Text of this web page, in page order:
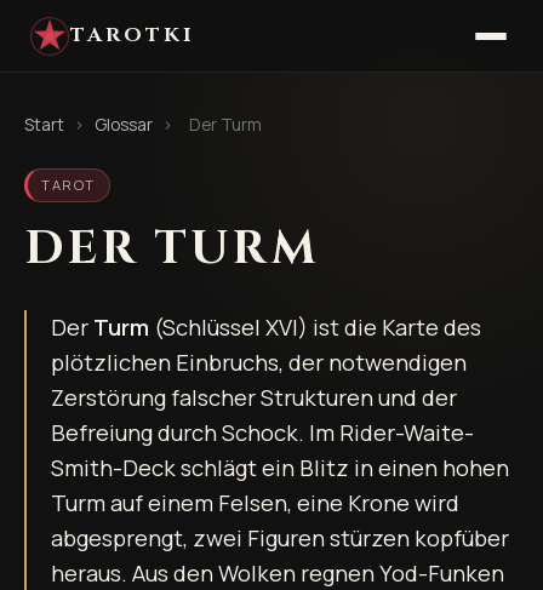
TAROTKI
Start › Glossar › Der Turm
TAROT
DER TURM
DerTurm (Schlüssel XVI) ist die Karte des
plötzlichen Einbruchs, der notwendigen
Zerstörung falscher Strukturen und der
Befreiung durch Schock. Im Rider-Waite-
Smith-Deck schlägt ein Blitz in einen hohen
Turm auf einem Felsen, eine Krone wird
abgesprengt, zwei Figuren stürzen kopfüber
heraus. Aus den Wolken regnen Yod-Funken